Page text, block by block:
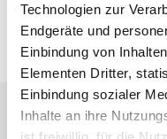
Technologien zur
Endgeräte und
Einbindung von
Elementen Dritter,
Einbindung sozialer
Inhalte an ihre
DEUBNER RECHT &